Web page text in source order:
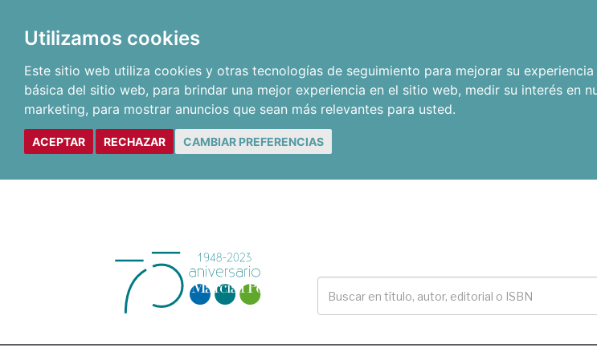
Utilizamos cookies
Este sitio web utiliza cookies y otras tecnologías de seguimiento para mejorar su
básica del sitio web, para brindar una mejor experiencia en el sitio web, medir su interés en
marketing, para mostrar anuncios que sean más relevantes para usted.
ACEPTAR RECHAZAR CAMBIAR PREFERENCIAS